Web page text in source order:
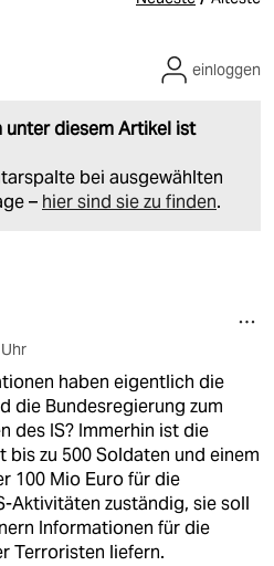
unter diesem Artikel ist
bei ausgewählten
– hier sind sie zu finden.
einloggen
haben eigentlich die
die Bundesregierung zum
des IS? Immerhin ist die
bis zu 500 Soldaten und einem
100 Mio Euro für die
Aktivitäten zuständig, sie soll
Informationen für die
Terroristen liefern.